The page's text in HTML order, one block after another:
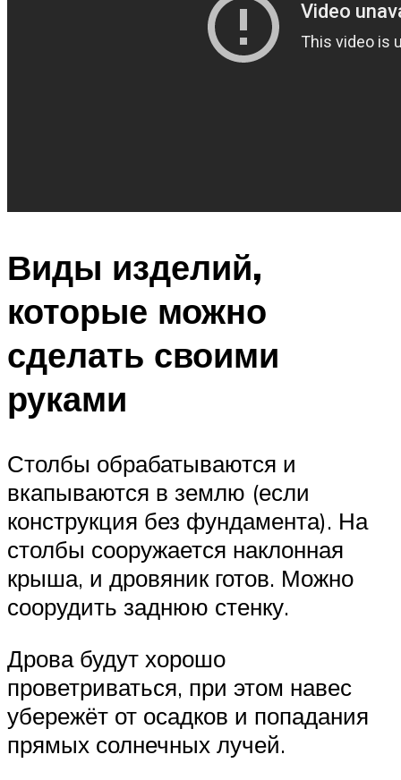
Виды изделий,
которые можно
сделать своими
руками
Столбы обрабатываются и
вкапываются в землю (если
конструкция без фундамента). На
столбы сооружается наклонная
крыша, и дровяник готов. Можно
соорудить заднюю стенку.
Дрова будут хорошо
проветриваться, при этом навес
убережёт от осадков и попадания
прямых солнечных лучей.